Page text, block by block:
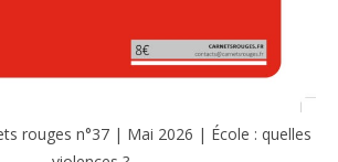
rouges n°37 | Mai 2026 | École : quelles